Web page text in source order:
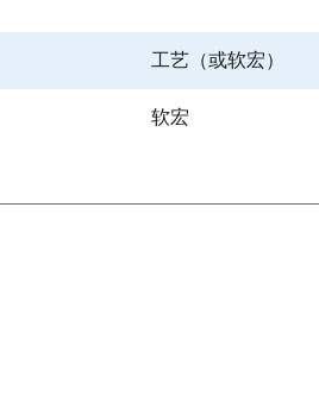
工艺（或软宏）
软宏